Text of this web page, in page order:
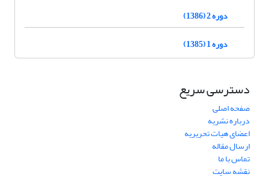
دوره 2 (1386)
دوره 1 (1385)
دسترسی سریع
صفحه اصلی
درباره نشریه
اعضای هیات تحریریه
ارسال مقاله
تماس با ما
نقشه سایت